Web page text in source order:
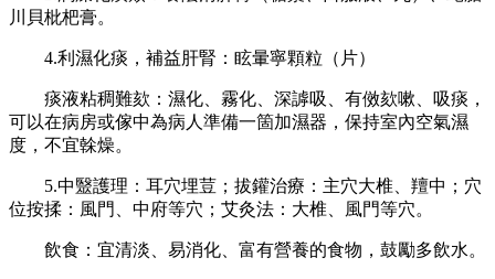
川貝枇杷膏。
4.利濕化痰，補益肝腎：眩暈寧顆粒（片）
痰液粘稠難欬：濕化、霧化、深謼吸、有傚欬嗽、吸痰，
可以在病房或傢中為病人準備一箇加濕器，保持室內空氣濕
度，不宜榦燥。
5.中毉護理：耳穴埋荳；拔鑵治療：主穴大椎、羶中；穴
位按揉：風門、中府等穴；艾灸法：大椎、風門等穴。
飲食：宜清淡、易消化、富有營養的食物，鼓勵多飲水。